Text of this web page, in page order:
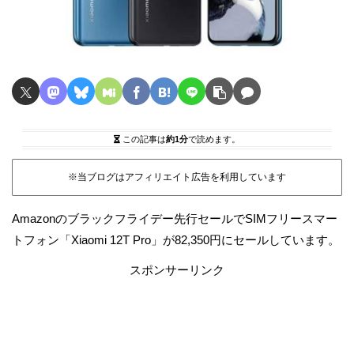
この記事は約1分で読めます。
※当ブログはアフィリエイト広告を利用しています
Amazonのブラックフライデー先行セールでSIMフリースマー
トフォン「Xiaomi 12T Pro」が82,350円にセールしています。
スポンサーリンク